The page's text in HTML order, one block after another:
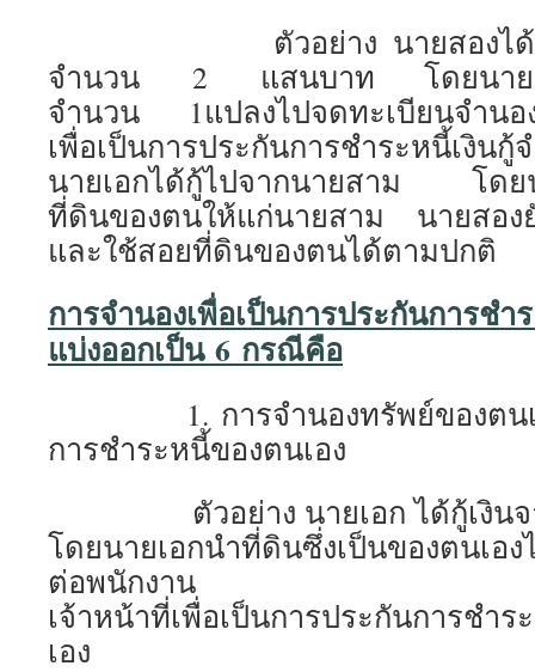
ตัวอย่าง นายสองได้กู้เงิน
จำนวน 2 แสนบาท โดยนายส
จำนวน 1แปลงไปจดทะเบียนจำนอ
เพื่อเป็นการประกันการชำระหนี้เงิ
นายเอกได้กู้ไปจากนายสาม โดย
ที่ดินของตนให้แก่นายสาม นายสอง
และใช้สอยที่ดินของตนได้ตามปกติ
การจำนองเพื่อเป็นการประกันการช
แบ่งออกเป็น 6 กรณีคือ
1. การจำนองทรัพย์ของตนเอ
การชำระหนี้ของตนเอง
ตัวอย่าง นายเอก ได้กู้เงินจา
โดยนายเอกนำที่ดินซึ่งเป็นของตนเอ
ต่อพนักงาน
เจ้าหน้าที่เพื่อเป็นการประกันการชำร
เอง